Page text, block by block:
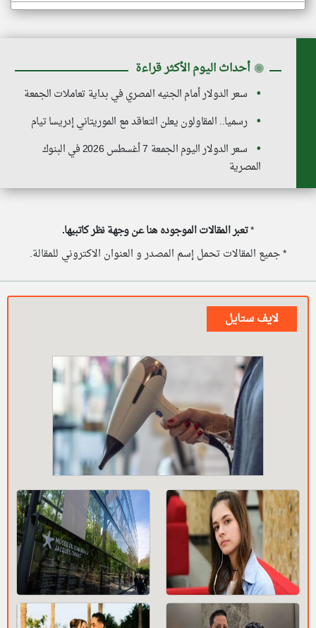
◉ أحداث اليوم الأكثر قراءة
سعر الدولار أمام الجنيه المصري في بداية تعاملات الجمعة
رسميا.. المقاولون يعلن التعاقد مع الموريتاني إدريسا تيام
سعر الدولار اليوم الجمعة 7 أغسطس 2026 في البنوك
المصرية
*تعبر المقالات الموجوده هنا عن وجهة نظر كاتبيها.
* جميع المقالات تحمل إسم المصدر و العنوان الاكتروني للمقالة.
لايف ستايل